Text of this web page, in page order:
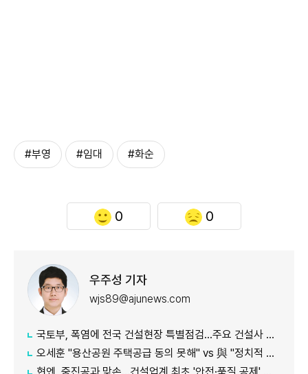
#부영 #임대 #화순
0 0
우주성 기자
wjs89@ajunews.com
국토부, 폭염에 전국 건설현장 특별점검…주요 건설사 긴급회의 개최
오세훈 "용산공원 주택공급 동의 못해" vs 與 "정치적 어젠다로 사용" 맞불